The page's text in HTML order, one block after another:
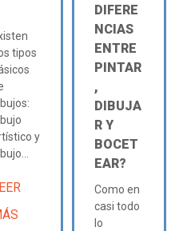
tipos
y
DIFERE
NCIAS
ENTRE
PINTAR
,
DIBUJA
R Y
BOCET
EAR?
Como en
casi todo
lo